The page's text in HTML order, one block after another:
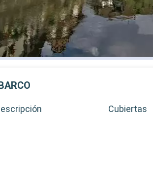
Cubiertas